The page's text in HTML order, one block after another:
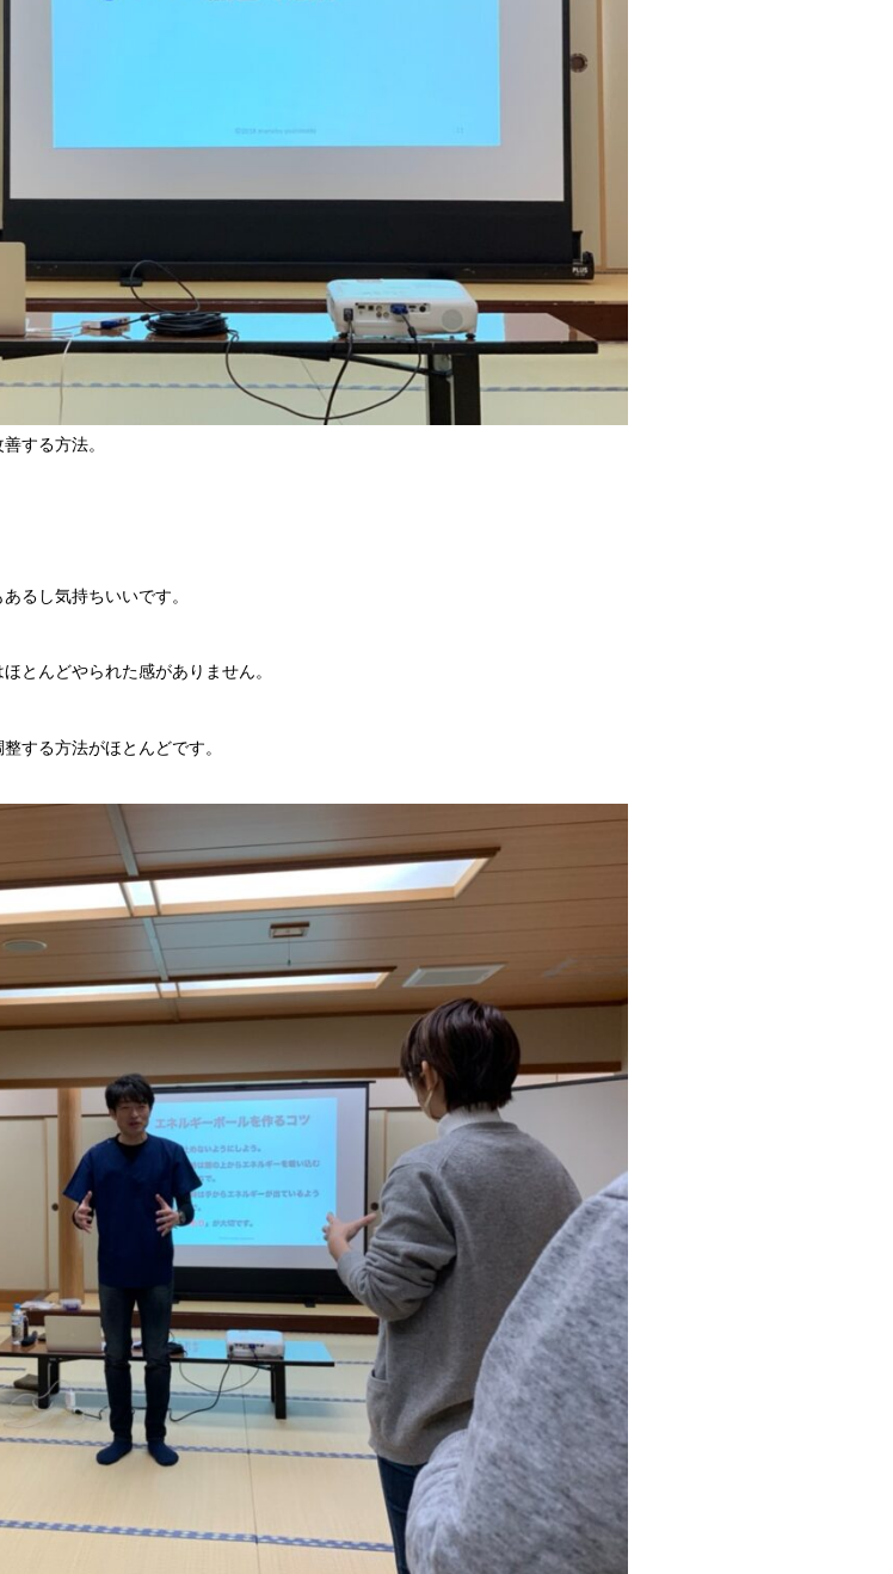
する方法。
るし気持ちいいです。
とんどやられた感がありません。
する方法がほとんどです。